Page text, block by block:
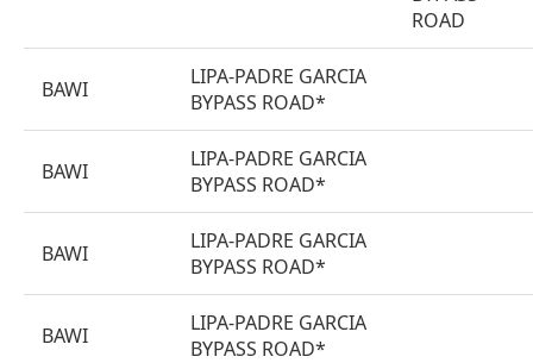
ROAD
BAWI
LIPA-PADRE GARCIA
BYPASS ROAD*
BAWI
LIPA-PADRE GARCIA
BYPASS ROAD*
BAWI
LIPA-PADRE GARCIA
BYPASS ROAD*
BAWI
LIPA-PADRE GARCIA
BYPASS ROAD*